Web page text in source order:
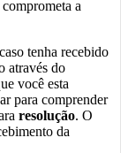
a
tenha recebido
através do
você esta
para comprender
resolução. O
da